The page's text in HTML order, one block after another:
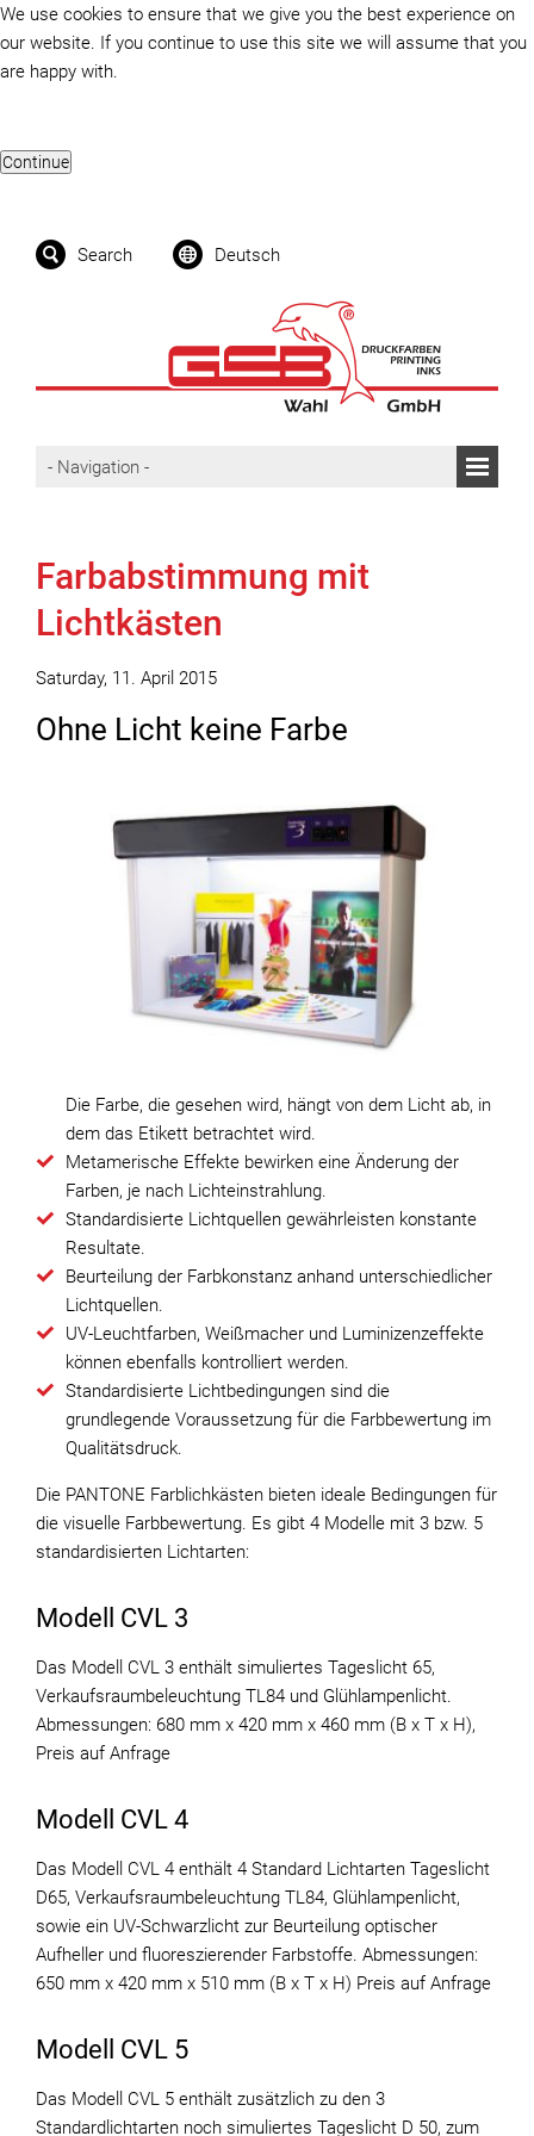
We use cookies to ensure that we give you the best experience on
our website. If you continue to use this site we will assume that you
are happy with.
Search Deutsch
Farbabstimmung mit
Lichtkästen
Saturday, 11. April 2015
Ohne Licht keine Farbe
Die Farbe, die gesehen wird, hängt von dem Licht ab, in
dem das Etikett betrachtet wird.
Metamerische Effekte bewirken eine Änderung der
Farben, je nach Lichteinstrahlung.
Standardisierte Lichtquellen gewährleisten konstante
Resultate.
Beurteilung der Farbkonstanz anhand unterschiedlicher
Lichtquellen.
UV-Leuchtfarben, Weißmacher und Luminizenzeffekte
können ebenfalls kontrolliert werden.
Standardisierte Lichtbedingungen sind die
grundlegende Voraussetzung für die Farbbewertung im
Qualitätsdruck.
Die PANTONE Farblichkästen bieten ideale Bedingungen für
die visuelle Farbbewertung. Es gibt 4 Modelle mit 3 bzw. 5
standardisierten Lichtarten:
Modell CVL 3
Das Modell CVL 3 enthält simuliertes Tageslicht 65,
Verkaufsraumbeleuchtung TL84 und Glühlampenlicht.
Abmessungen: 680 mm x 420 mm x 460 mm (B x T x H),
Preis auf Anfrage
Modell CVL 4
Das Modell CVL 4 enthält 4 Standard Lichtarten Tageslicht
D65, Verkaufsraumbeleuchtung TL84, Glühlampenlicht,
sowie ein UV-Schwarzlicht zur Beurteilung optischer
Aufheller und fluoreszierender Farbstoffe. Abmessungen:
650 mm x 420 mm x 510 mm (B x T x H) Preis auf Anfrage
Modell CVL 5
Das Modell CVL 5 enthält zusätzlich zu den 3
Standardlichtarten noch simuliertes Tageslicht D 50, zum